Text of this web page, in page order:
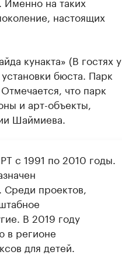
настоящих
кунакта» (В гостях у
бюста. Парк
что парк
и арт-объекты,
Шаймиева.
с 1991 по 2010 годы.
проектов,
В 2019 году
в регионе
для детей.